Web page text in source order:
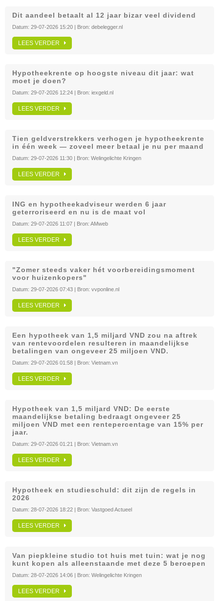
Dit aandeel betaalt al 12 jaar bizar veel dividend
Datum: 29-07-2026 15:20 | Bron: debelegger.nl
LEES VERDER
Hypotheekrente op hoogste niveau dit jaar: wat
moet je doen?
Datum: 29-07-2026 12:24 | Bron: iexgeld.nl
LEES VERDER
Tien geldverstrekkers verhogen je hypotheekrente
in één week — zoveel meer betaal je nu per maand
Datum: 29-07-2026 11:30 | Bron: Welingelichte Kringen
LEES VERDER
ING en hypotheekadviseur werden 6 jaar
geterroriseerd en nu is de maat vol
Datum: 29-07-2026 11:07 | Bron: AMweb
LEES VERDER
"Zomer steeds vaker hét voorbereidingsmoment
voor huizenkopers"
Datum: 29-07-2026 07:43 | Bron: vvponline.nl
LEES VERDER
Een hypotheek van 1,5 miljard VND zou na aftrek
van rentevoordelen resulteren in maandelijkse
betalingen van ongeveer 25 miljoen VND.
Datum: 29-07-2026 01:58 | Bron: Vietnam.vn
LEES VERDER
Hypotheek van 1,5 miljard VND: De eerste
maandelijkse betaling bedraagt ​​ongeveer 25
miljoen VND met een rentepercentage van 15% per
jaar.
Datum: 29-07-2026 01:21 | Bron: Vietnam.vn
LEES VERDER
Hypotheek en studieschuld: dit zijn de regels in
2026
Datum: 28-07-2026 18:22 | Bron: Vastgoed Actueel
LEES VERDER
Van piepkleine studio tot huis met tuin: wat je nog
kunt kopen als alleenstaande met deze 5 beroepen
Datum: 28-07-2026 14:06 | Bron: Welingelichte Kringen
LEES VERDER